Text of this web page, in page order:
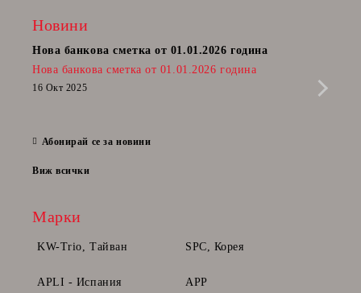
Новини
Нова банкова сметка от 01.01.2026 година
Нова банкова сметка от 01.01.2026 година
16 Окт 2025
Абонирай се за новини
Виж всички
Марки
KW-Trio, Тайван SPC, Корея
APLI - Испания APP